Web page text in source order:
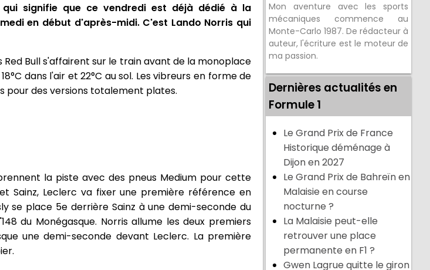
signifie que ce vendredi est déjà dédié à la
en début d'après-midi. C'est Lando Norris qui
Bull s'affairent sur le train avant de la monoplace
dans l'air et 22°C au sol. Les vibreurs en forme de
pour des versions totalement plates.
la piste avec des pneus Medium pour cette
Sainz, Leclerc va fixer une première référence en
se place 5e derrière Sainz à une demi-seconde du
du Monégasque. Norris allume les deux premiers
une demi-seconde devant Leclerc. La première
Mon aventure avec les sports
mécaniques commence au
Monte-Carlo 1987. De rédacteur à
auteur, l'écriture est le moteur de
ma passion.
Dernières actualités en
Formule 1
Le Grand Prix de France
Historique déménage à
Dijon en 2027
Le Grand Prix de Bahreïn en
Malaisie en course
nocturne ?
La Malaisie peut-elle
retrouver une place
permanente en F1 ?
Gwen Lagrue quitte le giron